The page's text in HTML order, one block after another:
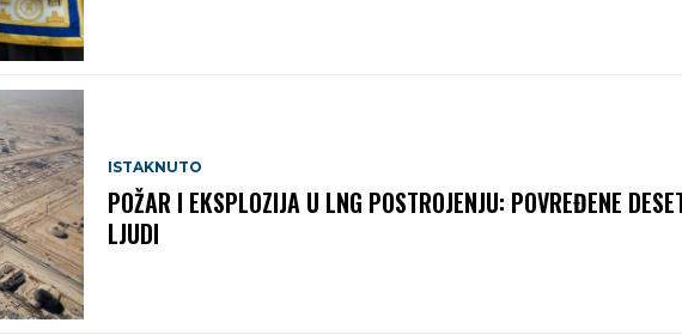
ISTAKNUTO
POŽAR I EKSPLOZIJA U LNG POSTROJENJU: POVREĐENE
LJUDI